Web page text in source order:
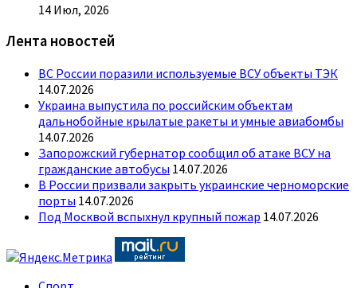
14 Июл, 2026
Лента новостей
ВС России поразили используемые ВСУ объекты ТЭК
14.07.2026
Украина выпустила по российским объектам
дальнобойные крылатые ракеты и умные авиабомбы
14.07.2026
Запорожский губернатор сообщил об атаке ВСУ на
гражданские автобусы 14.07.2026
В России призвали закрыть украинские черноморские
порты 14.07.2026
Под Москвой вспыхнул крупный пожар 14.07.2026